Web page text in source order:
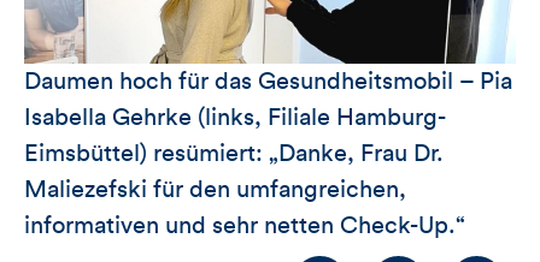
sehen
Daumen hoch für das Gesundheitsmobil – Pia
Isabella Gehrke (links, Filiale Hamburg-
Eimsbüttel) resümiert: „Danke, Frau Dr.
Maliezefski für den umfangreichen,
informativen und sehr netten Check-Up.“